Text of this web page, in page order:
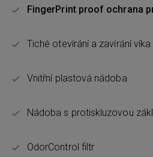
FingerPrint proof ochrana
Tiché otevírání a zavírání víka
Vnitřní plastová nádoba
Nádoba s protiskluzovou
OdorControl filtr